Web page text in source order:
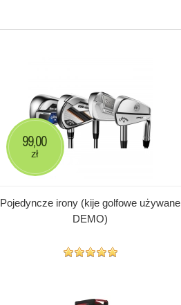
Pojedyncze irony (kije golfowe używane
DEMO)
99,00
zł